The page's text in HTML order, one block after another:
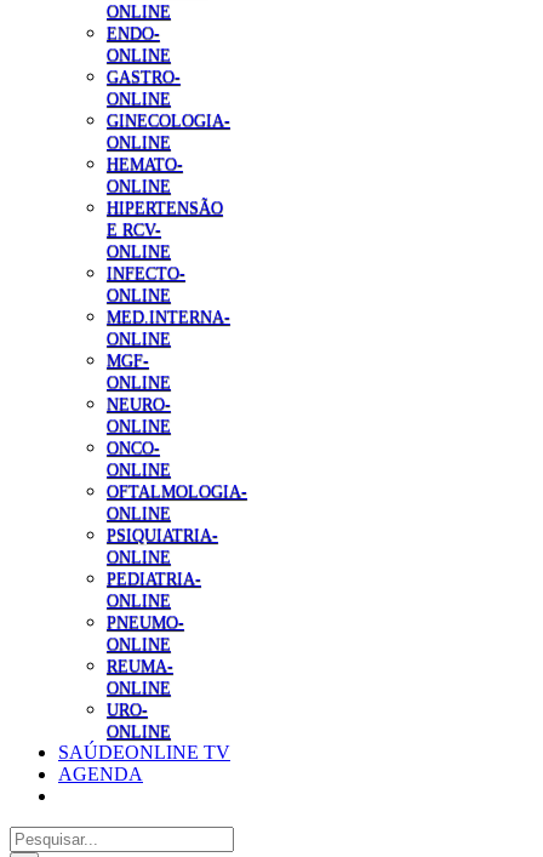
ONLINE
ENDO-
ONLINE
GASTRO-
ONLINE
GINECOLOGIA-
ONLINE
HEMATO-
ONLINE
HIPERTENSÃO
E RCV-
ONLINE
INFECTO-
ONLINE
MED.INTERNA-
ONLINE
MGF-
ONLINE
NEURO-
ONLINE
ONCO-
ONLINE
OFTALMOLOGIA-
ONLINE
PSIQUIATRIA-
ONLINE
PEDIATRIA-
ONLINE
PNEUMO-
ONLINE
REUMA-
ONLINE
URO-
ONLINE
SAÚDEONLINE TV
AGENDA
Pesquisar